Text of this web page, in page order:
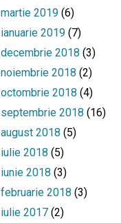
martie 2019(6)
ianuarie 2019(7)
decembrie 2018 (3)
noiembrie 2018 (2)
octombrie 2018 (4)
septembrie 2018 (16)
august 2018 (5)
iulie 2018 (5)
iunie 2018 (3)
februarie 2018 (3)
iulie 2017(2)